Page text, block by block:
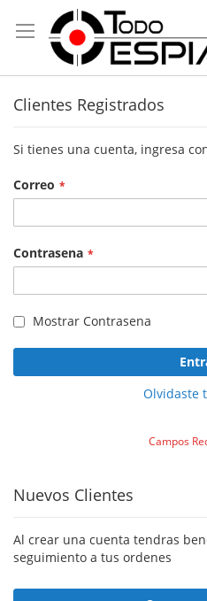
to
Content
Clientes Registrados
Si tienes una cuenta, ingresa
Correo
Contrasena
Mostrar Contrasena
Olvidaste
Nuevos Clientes
Al crear una cuenta tendras
seguimiento a tus ordenes